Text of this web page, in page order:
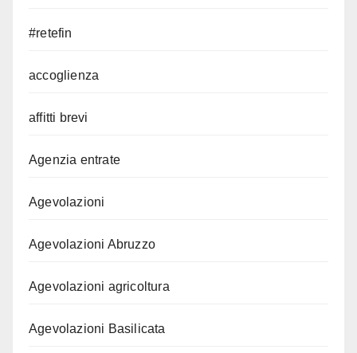
#retefin
accoglienza
affitti brevi
Agenzia entrate
Agevolazioni
Agevolazioni Abruzzo
Agevolazioni agricoltura
Agevolazioni Basilicata